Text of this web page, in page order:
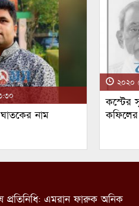
নাম
২০২০
কস্টের
প্রতিনিধি: এমরান ফারুক অনিক